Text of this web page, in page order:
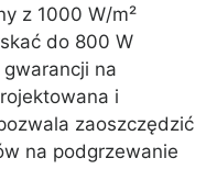
z 1000 W/m²
do 800 W
gwarancji na
i
zaoszczędzić
na podgrzewanie